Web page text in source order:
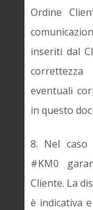
Ordine
inseriti dal
correttezza
eventuali
in questo
8. Nel caso
#KM0
Cliente. La
è indicativa